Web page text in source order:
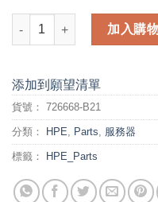
HP ML350 Gen9 E5-
加入購
添加到願望清單
貨號： 726668-B21
分類： HPE, Parts, 服務器
標籤： HPE_Parts